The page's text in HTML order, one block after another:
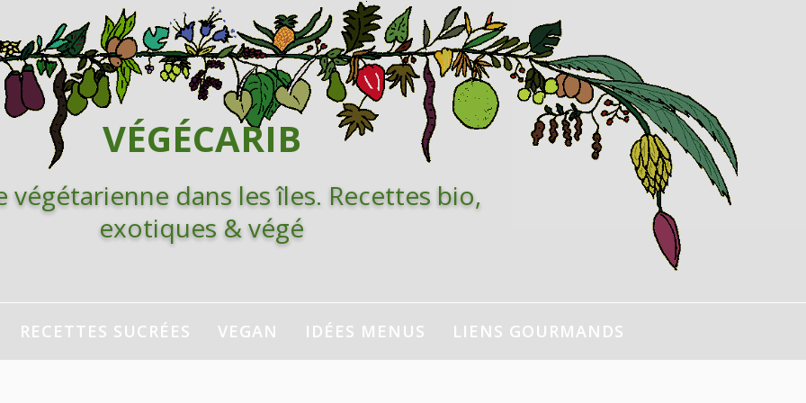
VÉGÉCARIB
végétarienne dans les îles. Recettes bio,
exotiques & végé
RECETTES SUCRÉES VEGAN IDÉES MENUS LIENS GOURMANDS